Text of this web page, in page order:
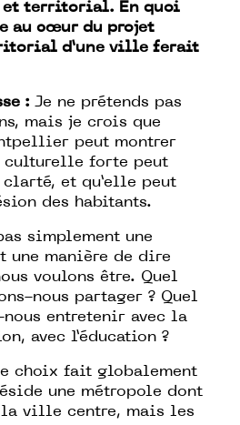
territorial. En quoi
au cœur du projet
d’une ville ferait
: Je ne prétends pas
mais je crois que
peut montrer
culturelle forte peut
et qu’elle peut
des habitants.
simplement une
une manière de dire
voulons être. Quel
nous partager ? Quel
entretenir avec la
avec l’éducation ?
choix fait globalement
une métropole dont
ville centre, mais les